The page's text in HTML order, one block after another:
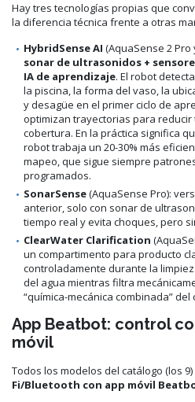
Hay tres tecnologías propias que
la diferencia técnica frente a otras
HybridSense AI (AquaSense 2
sonar de ultrasonidos +
IA de aprendizaje. El robot
la piscina, la forma del vaso, la
y desagüe en el primer ciclo de
optimizan trayectorias para
cobertura. En la práctica significa
robot trabaja un 20-30% más
mapeo, que sigue siempre
programados.
SonarSense(AquaSense Pro):
anterior, solo con sonar de
tiempo real y evita choques, pero
ClearWater Clarification
un compartimento para producto
controladamente durante la
del agua mientras filtra
“química-mecánica combinada”
App Beatbot: control
móvil
Todos los modelos del catálogo (los
Fi/Bluetooth con app móvil